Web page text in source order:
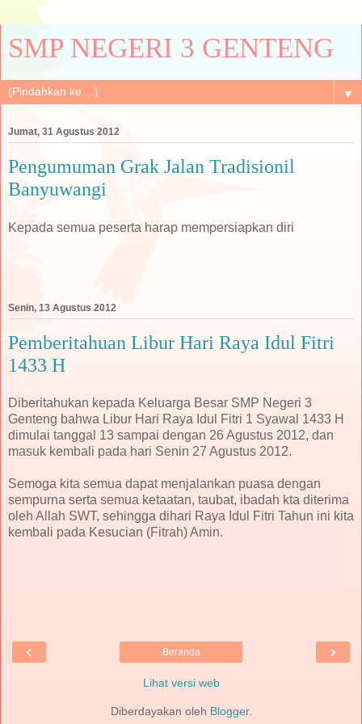
SMP NEGERI 3 GENTENG
▼
Jumat, 31 Agustus 2012
Pengumuman Grak Jalan Tradisionil
Banyuwangi
Kepada semua peserta harap mempersiapkan diri
Senin, 13 Agustus 2012
Pemberitahuan Libur Hari Raya Idul Fitri
1433 H
Diberitahukan kepada Keluarga Besar SMP Negeri 3
Genteng bahwa Libur Hari Raya Idul Fitri 1 Syawal 1433 H
dimulai tanggal 13 sampai dengan 26 Agustus 2012, dan
masuk kembali pada hari Senin 27 Agustus 2012.
Semoga kita semua dapat menjalankan puasa dengan
sempurna serta semua ketaatan, taubat, ibadah kta diterima
oleh Allah SWT, sehingga dihari Raya Idul Fitri Tahun ini kita
kembali pada Kesucian (Fitrah) Amin.
‹ ›
Beranda
Lihat versi web
Diberdayakan oleh Blogger.